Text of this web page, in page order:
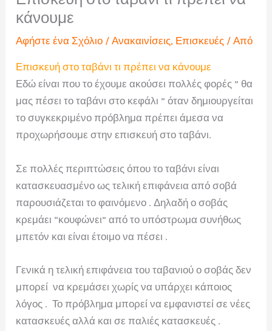
κάνουμε
Αφήστε ένα Σχόλιο /Ανακαινίσεις, Επισκευές / Από
Επισκευή στο ταβάνι τι πρέπει να κάνουμε
Εδώ είναι που το έχουμε ακούσει πολλές φορές ” θα
μας πέσει το ταβάνι στο κεφάλι ” όταν δημιουργείται
το συγκεκριμένο πρόβλημα πρέπει άμεσα να
προχωρήσουμε στην επισκευή στο ταβάνι.
Σε πολλές περιπτώσεις όπου το ταβάνι είναι
κατασκευασμένο ως τελική επιφάνεια από σοβά
παρουσιάζεται το φαινόμενο . Δηλαδή ο σοβάς
κρεμάει “κουφώνει” από το υπόστρωμα συνήθως
μπετόν και είναι έτοιμο να πέσει .
Γενικά η τελική επιφάνεια του ταβανιού ο σοβάς δεν
μπορεί να κρεμάσει χωρίς να υπάρχει κάποιος
λόγος . Το πρόβλημα μπορεί να εμφανιστεί σε νέες
κατασκευές αλλά και σε παλιές κατασκευές .